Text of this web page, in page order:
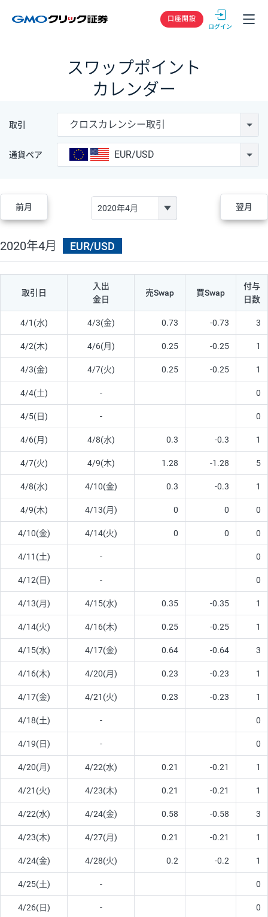
GMOクリック
口座開設
スワップポイント
カレンダー
取引 クロスカレンシー取引
通貨ペア EUR/USD
前月 翌月
2020年4月 EUR/USD
取引日
入出
金日
売Swap 買Swap
付与
日数
4/1(水) 4/3(金) 0.73 -0.73 3
4/2(木) 4/6(月) 0.25 -0.25 1
4/3(金) 4/7(火) 0.25 -0.25 1
4/4(土) - 0
4/5(日) - 0
4/6(月) 4/8(水) 0.3 -0.3 1
4/7(火) 4/9(木) 1.28 -1.28 5
4/8(水) 4/10(金) 0.3 -0.3 1
4/9(木) 4/13(月) 0 0 0
4/10(金) 4/14(火) 0 0 0
4/11(土) - 0
4/12(日) - 0
4/13(月) 4/15(水) 0.35 -0.35 1
4/14(火) 4/16(木) 0.25 -0.25 1
4/15(水) 4/17(金) 0.64 -0.64 3
4/16(木) 4/20(月) 0.23 -0.23 1
4/17(金) 4/21(火) 0.23 -0.23 1
4/18(土) - 0
4/19(日) - 0
4/20(月) 4/22(水) 0.21 -0.21 1
4/21(火) 4/23(木) 0.21 -0.21 1
4/22(水) 4/24(金) 0.58 -0.58 3
4/23(木) 4/27(月) 0.21 -0.21 1
4/24(金) 4/28(火) 0.2 -0.2 1
4/25(土) - 0
4/26(日) - 0